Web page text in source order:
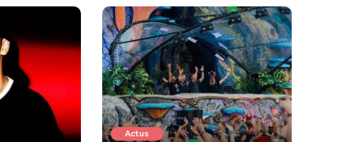
Actus